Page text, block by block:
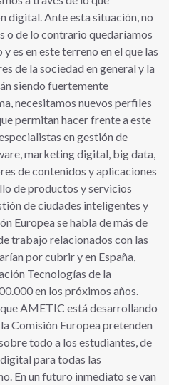
digital. Ante esta situación, no
o de lo contrario quedaríamos
es en este terreno en el que las
de la sociedad en general y la
siendo fuertemente
necesitamos nuevos perfiles
permitan hacer frente a este
en gestión de
marketing digital, big data,
de contenidos y aplicaciones
de productos y servicios
de ciudades inteligentes y
Europea se habla de más de
trabajo relacionados con las
por cubrir y en España,
Tecnologías de la
en los próximos años.
AMETIC está desarrollando
Comisión Europea pretenden
todo a los estudiantes, de
para todas las
En un futuro inmediato se van